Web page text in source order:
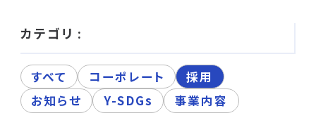
カテゴリ :
すべて コーポレート
採用
お知らせ
Y-SDGs 事業内容